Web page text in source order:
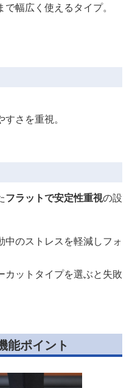
幅広く使えるタイプ。
さを重視。
フラットで安定性重視の設
中のストレスを軽減しフォ
カットタイプを選ぶと失敗
能ポイント